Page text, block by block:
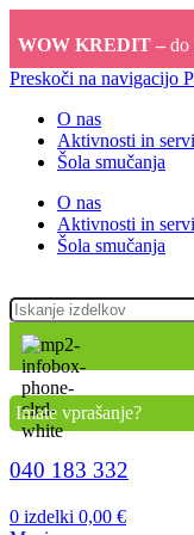
WOW KREDIT – do
Preskoči na navigacijo
O nas
Aktivnosti in
Šola smučanja
O nas
Aktivnosti in
Šola smučanja
Imate vprašanje?
040 183 332
0 izdelki 0,00 €